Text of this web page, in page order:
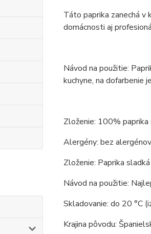
Táto paprika zanechá v
domácnosti aj
Návod na použitie:
kuchyne, na dofarbenie
Zloženie: 100%
Alergény: bez
Zloženie: Paprika
Návod na použitie:
Skladovanie: do 20 °C
Krajina pôvodu: